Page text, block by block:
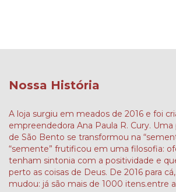
Nossa História
A loja surgiu em meados de 2016 e foi
empreendedora Ana Paula R. Cury. Uma
de São Bento se transformou na
“semente” frutificou em uma filosofia:
tenham sintonia com a positividade e
perto as coisas de Deus. De 2016 para
mudou: já são mais de 1000 itens.entre